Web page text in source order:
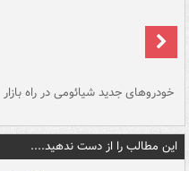
خودروهای جدید شیائومی در راه بازار
این مطالب را از دست ندهید....